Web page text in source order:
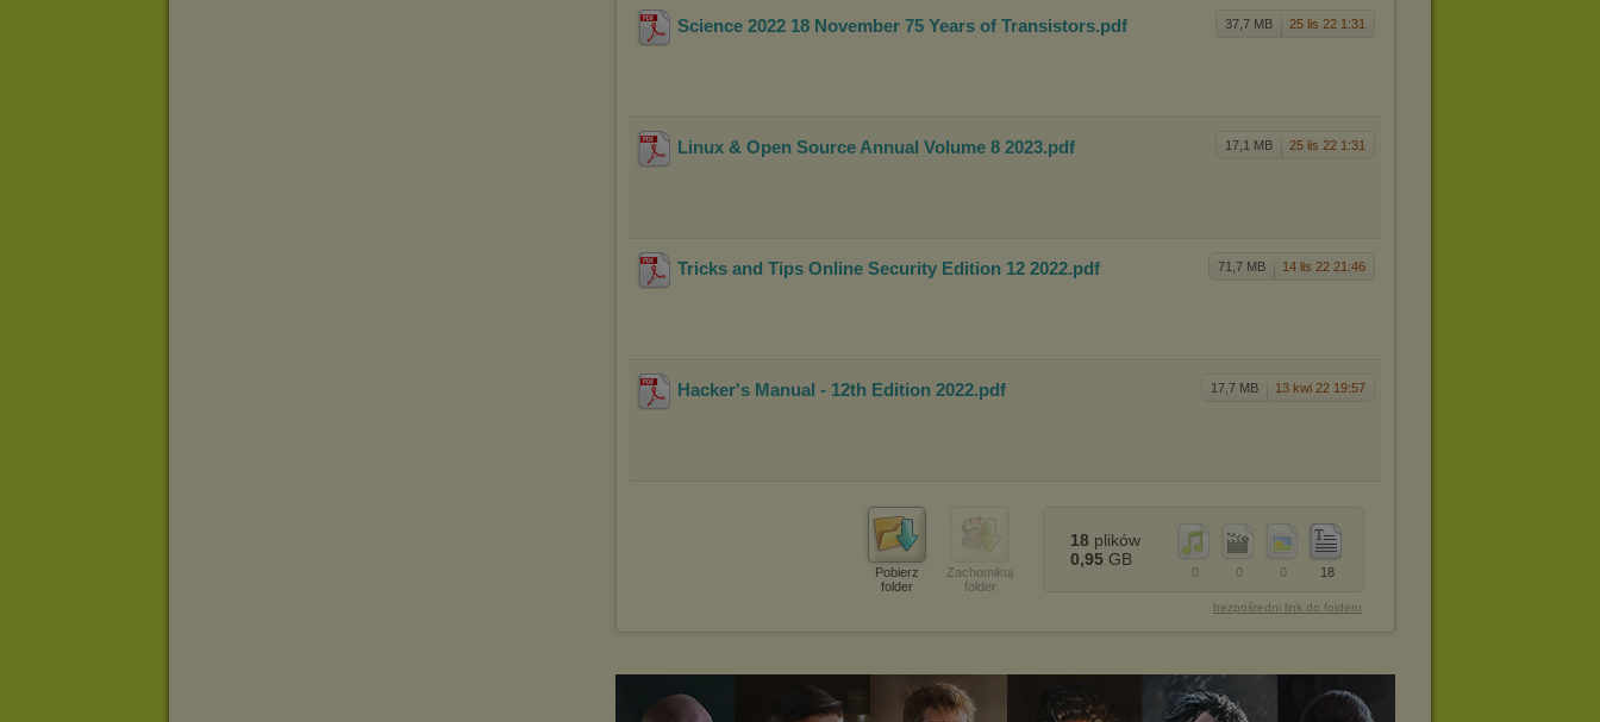
Istnieje możliwość zmiany ustawień przeglądarki internetowej w
sposób uniemożliwiający przechowywanie plików cookies na
Pełną informację na ten temat znajdziesz pod adresem
http://chomikuj.pl/PolitykaPrywatnosci.aspx .
37,7 MB 25 lis 22 1:31
Science 2022 18 November 75 Years of Transistors.pdf
17,1 MB 25 lis 22 1:31
Linux & Open Source Annual Volume 8 2023.pdf
71,7 MB 14 lis 22 21:46
Tricks and Tips Online Security Edition 12 2022.pdf
17,7 MB 13 kwi 22 19:57
Hacker's Manual - 12th Edition 2022.pdf
Pobierz
folder
Zachomikuj
folder
18
0
0
0
18 plików
0,95 GB
bezpośredni link do folderu